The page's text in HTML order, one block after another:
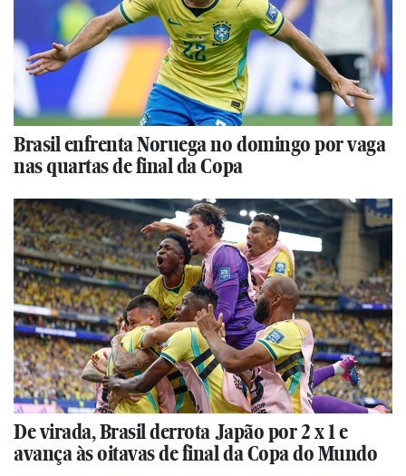
Brasil enfrenta Noruega no domingo por vaga
nas quartas de final da Copa
De virada, Brasil derrota Japão por 2 x 1 e
avança às oitavas de final da Copa do Mundo